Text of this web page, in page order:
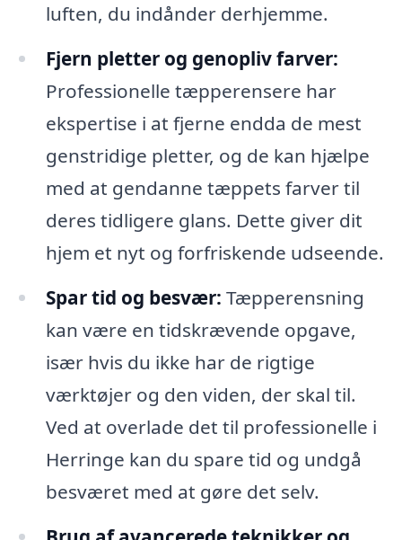
luften, du indånder derhjemme.
Fjern pletter og genopliv farver:
Professionelle tæpperensere har
ekspertise i at fjerne endda de mest
genstridige pletter, og de kan hjælpe
med at gendanne tæppets farver til
deres tidligere glans. Dette giver dit
hjem et nyt og forfriskende udseende.
Spar tid og besvær: Tæpperensning
kan være en tidskrævende opgave,
især hvis du ikke har de rigtige
værktøjer og den viden, der skal til.
Ved at overlade det til professionelle i
Herringe kan du spare tid og undgå
besværet med at gøre det selv.